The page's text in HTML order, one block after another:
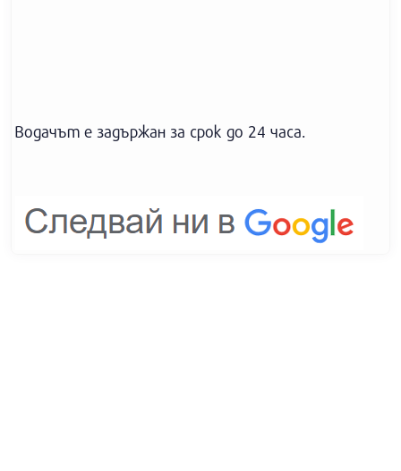
Водачът е задържан за срок до 24 часа.